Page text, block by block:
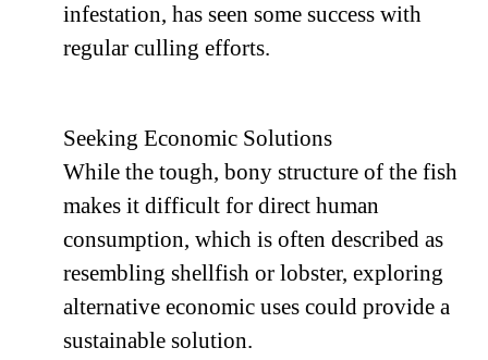
infestation, has seen some success with
regular culling efforts.
Seeking Economic Solutions
While the tough, bony structure of the fish
makes it difficult for direct human
consumption, which is often described as
resembling shellfish or lobster, exploring
alternative economic uses could provide a
sustainable solution.